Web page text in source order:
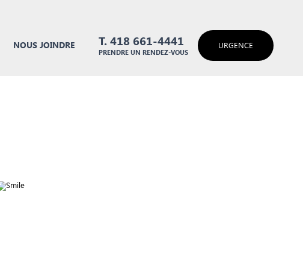
NOUS JOINDRE T. 418 661-4441
PRENDRE UN RENDEZ-VOUS
URGENCE